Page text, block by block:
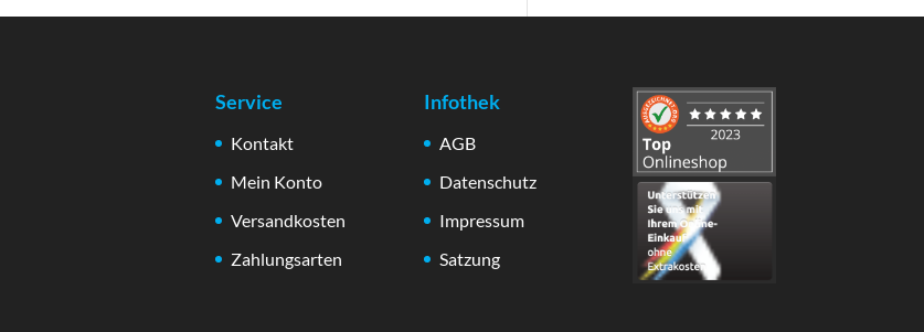
Service
Kontakt
Mein Konto
Versandkosten
Zahlungsarten
Infothek
AGB
Datenschutz
Impressum
Satzung